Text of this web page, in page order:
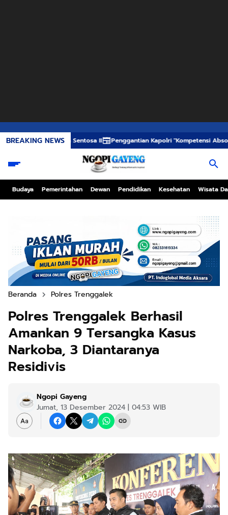
BREAKING NEWS
Mutiara Sentosa II Penggantian Kapolri "Kompetensi Absolut Presiden"
Budaya Pemerintahan Dewan Pendidikan Kesehatan Wisata
Beranda Polres Trenggalek
Polres Trenggalek Berhasil
Amankan 9 Tersangka Kasus
Narkoba, 3 Diantaranya
Residivis
Ngopi Gayeng
Jumat, 13 Desember 2024 | 04:53 WIB